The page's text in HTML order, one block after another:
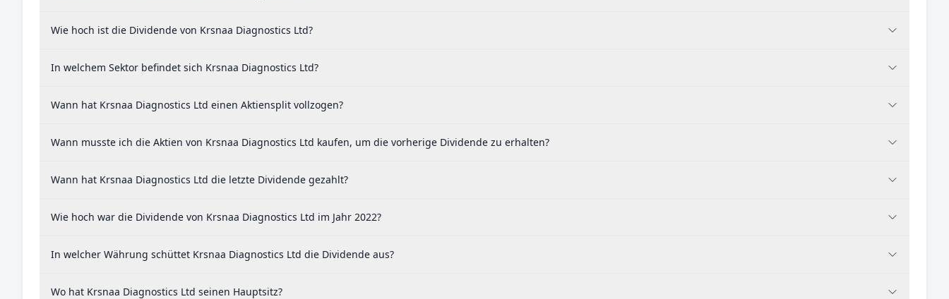
Wie hoch ist die Dividende von Krsnaa Diagnostics Ltd?
In welchem Sektor befindet sich Krsnaa Diagnostics Ltd?
Wann hat Krsnaa Diagnostics Ltd einen Aktiensplit vollzogen?
Wann musste ich die Aktien von Krsnaa Diagnostics Ltd kaufen, um die vorherige Dividende zu erhalten?
Wann hat Krsnaa Diagnostics Ltd die letzte Dividende gezahlt?
Wie hoch war die Dividende von Krsnaa Diagnostics Ltd im Jahr 2022?
In welcher Währung schüttet Krsnaa Diagnostics Ltd die Dividende aus?
Wo hat Krsnaa Diagnostics Ltd seinen Hauptsitz?